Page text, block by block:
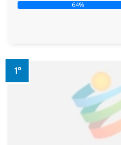
64%
1º